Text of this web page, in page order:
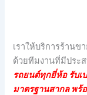
เราให้บริการร้าน
ด้วยทีมงานที่มีประ
รถยนต์ทุกยี่ห้อ รับเ
มาตรฐานสากล พร้